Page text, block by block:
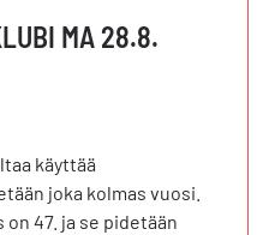
MA 28.8.
käyttää
joka kolmas vuosi.
47. ja se pidetään